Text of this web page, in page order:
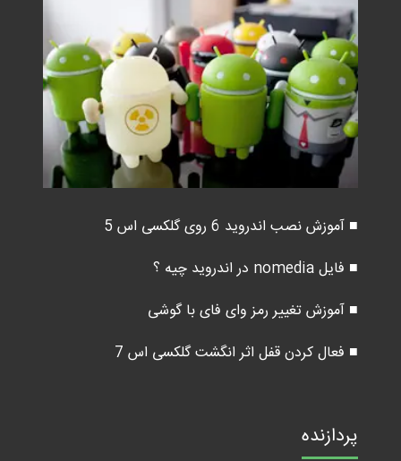
■ آموزش نصب اندروید 6 روی گلکسی اس 5
■ فایل nomedia در اندروید چیه ؟
■ آموزش تغییر رمز وای فای با گوشی
■ فعال کردن قفل اثر انگشت گلکسی اس 7
پردازنده